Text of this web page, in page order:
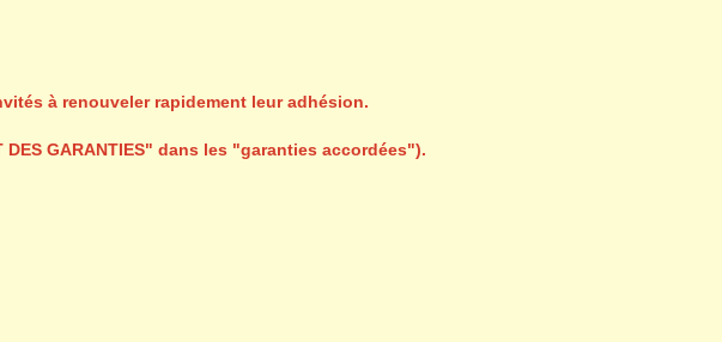
à renouveler rapidement leur adhésion.
GARANTIES" dans les "garanties accordées").